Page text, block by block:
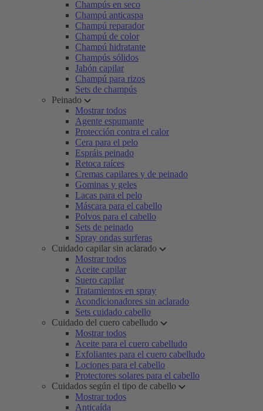
Champús en seco
Champú anticaspa
Champú reparador
Champú de color
Champú hidratante
Champús sólidos
Jabón capilar
Champú para rizos
Sets de champús
Peinado
Mostrar todos
Agente espumante
Protección contra el calor
Cera para el pelo
Espráis peinado
Retoca raíces
Cremas capilares y de peinado
Gominas y geles
Lacas para el pelo
Máscara para el cabello
Polvos para el cabello
Sets de peinado
Spray ondas surferas
Cuidado capilar sin aclarado
Mostrar todos
Aceite capilar
Suero capilar
Tratamientos en spray
Acondicionadores sin aclarado
Sets cuidado cabello
Cuidado del cuero cabelludo
Mostrar todos
Aceite para el cuero cabelludo
Exfoliantes para el cuero cabelludo
Lociones para el cabello
Protectores solares para el cabello
Cuidados según el tipo de cabello
Mostrar todos
Anticaída